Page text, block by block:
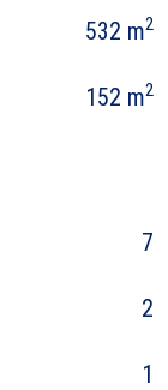
532 m2
152 m2
7
2
1